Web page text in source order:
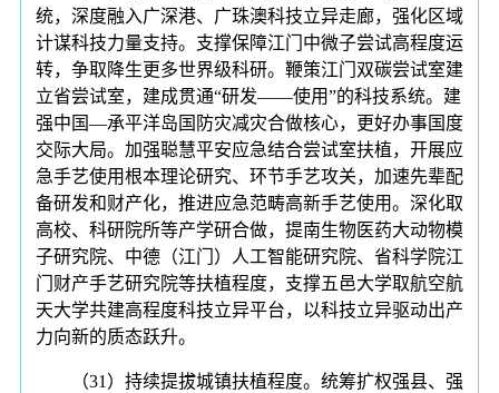
统，深度融入广深港、广珠澳科技立异走廊，强化区域
计谋科技力量支持。支撑保障江门中微子尝试高程度运
转，争取降生更多世界级科研。鞭策江门双碳尝试室建
立省尝试室，建成贯通“研发——使用”的科技系统。建
强中国—承平洋岛国防灾减灾合做核心，更好办事国度
交际大局。加强聪慧平安应急结合尝试室扶植，开展应
急手艺使用根本理论研究、环节手艺攻关，加速先辈配
备研发和财产化，推进应急范畴高新手艺使用。深化取
高校、科研院所等产学研合做，提南生物医药大动物模
子研究院、中德（江门）人工智能研究院、省科学院江
门财产手艺研究院等扶植程度，支撑五邑大学取航空航
天大学共建高程度科技立异平台，以科技立异驱动出产
力向新的质态跃升。
（31）持续提拔城镇扶植程度。统筹扩权强县、强